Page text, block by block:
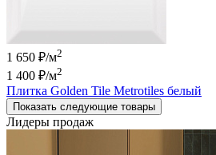
1 650 ₽/м2
1 400 ₽/м2
Плитка Golden Tile Metrotiles белый
Показать следующие товары
Лидеры продаж